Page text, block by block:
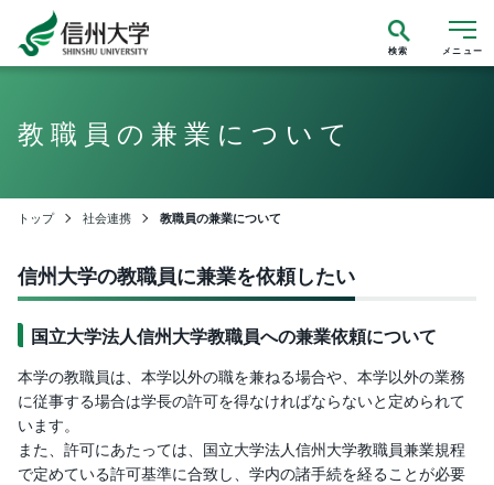
メニュー
検索
教職員の兼業について
トップ 社会連携 教職員の兼業について
信州大学の教職員に兼業を依頼したい
国立大学法人信州大学教職員への兼業依頼について
本学の教職員は、本学以外の職を兼ねる場合や、本学以外の業務
に従事する場合は学長の許可を得なければならないと定められて
います。
また、許可にあたっては、国立大学法人信州大学教職員兼業規程
で定めている許可基準に合致し、学内の諸手続を経ることが必要